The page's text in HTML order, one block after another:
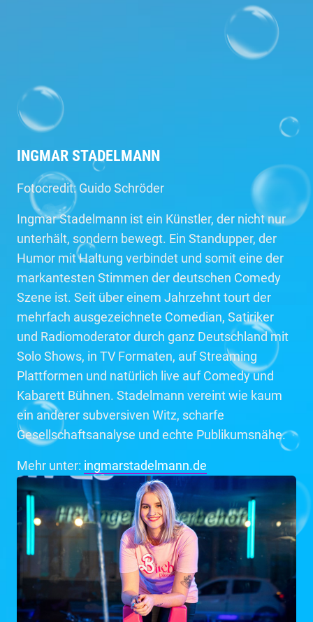
INGMAR STADELMANN
Fotocredit: Guido Schröder
Ingmar Stadelmann ist ein Künstler, der nicht nur
unterhält, sondern bewegt. Ein Standupper, der
Humor mit Haltung verbindet und somit eine der
markantesten Stimmen der deutschen Comedy
Szene ist. Seit über einem Jahrzehnt tourt der
mehrfach ausgezeichnete Comedian, Satiriker
und Radiomoderator durch ganz Deutschland mit
Solo Shows, in TV Formaten, auf Streaming
Plattformen und natürlich live auf Comedy und
Kabarett Bühnen. Stadelmann vereint wie kaum
ein anderer subversiven Witz, scharfe
Gesellschaftsanalyse und echte Publikumsnähe.
Mehr unter: ingmarstadelmann.de